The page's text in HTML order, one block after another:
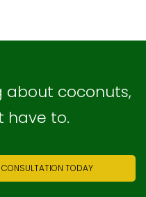
about coconuts,
have to.
TODAY